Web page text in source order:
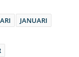
JANUARI